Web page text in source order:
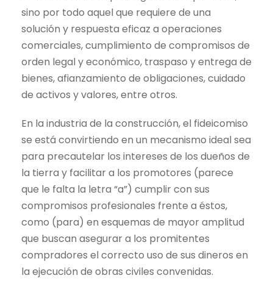
sino por todo aquel que requiere de una
solución y respuesta eficaz a operaciones
comerciales, cumplimiento de compromisos de
orden legal y económico, traspaso y entrega de
bienes, afianzamiento de obligaciones, cuidado
de activos y valores, entre otros.
En la industria de la construcción, el fideicomiso
se está convirtiendo en un mecanismo ideal sea
para precautelar los intereses de los dueños de
la tierra y facilitar a los promotores (parece
que le falta la letra “a”) cumplir con sus
compromisos profesionales frente a éstos,
como (para) en esquemas de mayor amplitud
que buscan asegurar a los promitentes
compradores el correcto uso de sus dineros en
la ejecución de obras civiles convenidas.